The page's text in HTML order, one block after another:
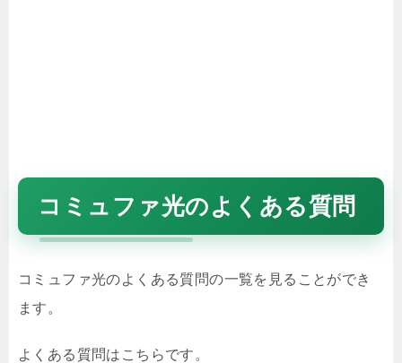
コミュファ光のよくある質問
コミュファ光のよくある質問の一覧を見ることができ
ます。
よくある質問はこちらです。